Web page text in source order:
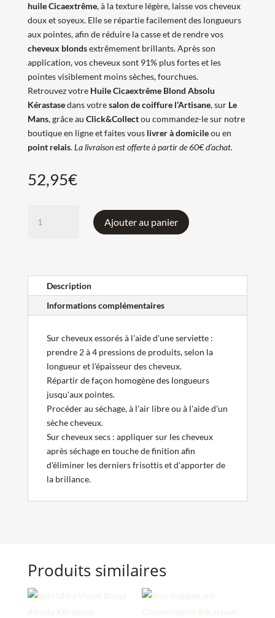
huile Cicaextrême, à la texture légère, laisse vos cheveux
doux et soyeux. Elle se répartie facilement des longueurs
aux pointes, afin de réduire la casse et de rendre vos
cheveux blondsextrêmement brillants. Après son
application, vos cheveux sont 91% plus fortes et les
pointes visiblement moins sèches, fourchues.
Retrouvez votre Huile Cicaextrême Blond Absolu
Kérastasedans votresalon de coiffure l’Artisane, sur Le
Mans, grâce au Click&Collectou commandez-le sur notre
boutique en ligne et faites vous livrer à domicileou en
point relais.La livraison est offerte à partir de 60€ d’achat.
52,95€
Absolu
Kérastase
Ajouter au panier
Description
Informations complémentaires
Sur cheveux essorés à l'aide d'une serviette :
prendre 2 à 4 pressions de produits, selon la
longueur et l'épaisseur des cheveux.
Répartir de façon homogène des longueurs
jusqu'aux pointes.
Procéder au séchage, à l'air libre ou à l'aide d'un
sèche cheveux.
Sur cheveux secs : appliquer sur les cheveux
après séchage en touche de finition afin
d'éliminer les derniers frisottis et d'apporter de
la brillance.
Produits similaires